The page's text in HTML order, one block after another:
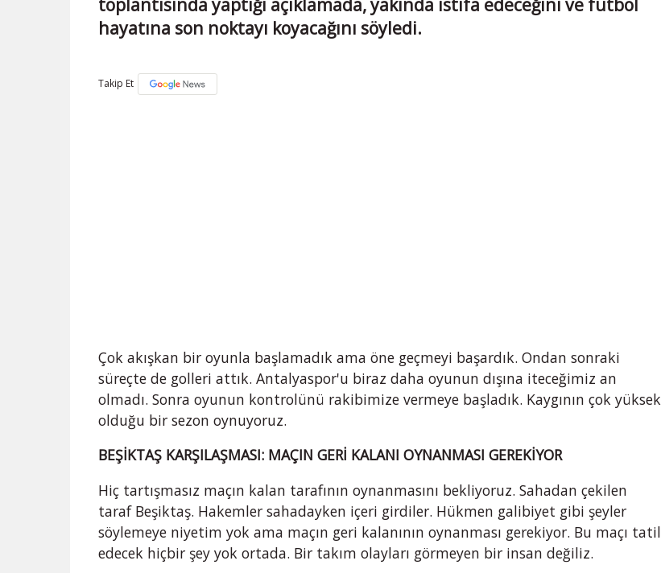
hayatına son noktayı koyacağını söyledi.
Takip Et
Çok akışkan bir oyunla başlamadık ama öne geçmeyi başardık. Ondan sonraki
süreçte de golleri attık. Antalyaspor'u biraz daha oyunun dışına iteceğimiz an
olmadı. Sonra oyunun kontrolünü rakibimize vermeye başladık. Kaygının çok yüksek
olduğu bir sezon oynuyoruz.
BEŞİKTAŞ KARŞILAŞMASI: MAÇIN GERİ KALANI OYNANMASI GEREKİYOR
Hiç tartışmasız maçın kalan tarafının oynanmasını bekliyoruz. Sahadan çekilen
taraf Beşiktaş. Hakemler sahadayken içeri girdiler. Hükmen galibiyet gibi şeyler
söylemeye niyetim yok ama maçın geri kalanının oynanması gerekiyor. Bu maçı tatil
edecek hiçbir şey yok ortada. Bir takım olayları görmeyen bir insan değiliz.